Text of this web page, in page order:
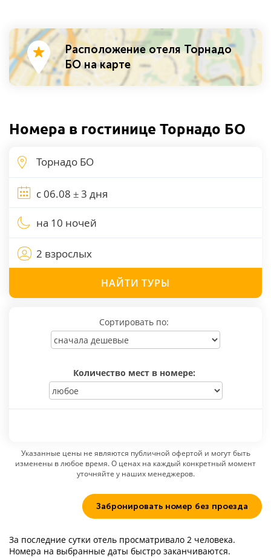
Расположение отеля Торнадо
БО на карте
Номера в гостинице Торнадо БО
на 10 ночей
2 взрослых
НАЙТИ ТУРЫ
Сортировать по:
Количество мест в номере:
Указанные цены не являются публичной офертой и могут быть
изменены в любое время. О ценах на каждый конкретный момент
уточняйте у наших менеджеров.
Забронировать номер без проезда
За последние сутки отель просматривало 2 человека.
Номера на выбранные даты быстро заканчиваются.